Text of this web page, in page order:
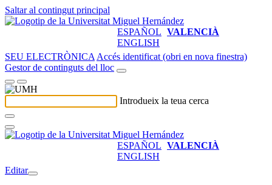
Saltar al contingut principal
ESPAÑOL VALENCIÀ
ENGLISH
SEU ELECTRÒNICA Accés identificat (obri en nova finestra)
Gestor de continguts del lloc
Introdueix la teua cerca
ESPAÑOL VALENCIÀ
ENGLISH
Editar